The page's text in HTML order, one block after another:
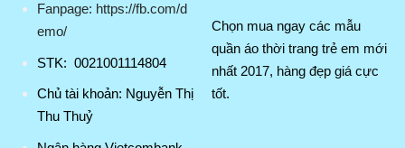
Fanpage: https://fb.com/d
emo/
STK: 0021001114804
Chủ tài khoản: Nguyễn Thị
Thu Thuỷ
Chọn mua ngay các mẫu
quần áo thời trang trẻ em mới
nhất 2017, hàng đẹp giá cực
tốt.